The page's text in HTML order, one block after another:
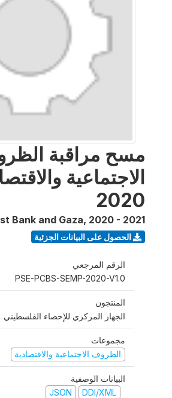
مسح مراقبة
الاجتماعية
2020
Bank and Gaza, 2020 - 2021
الحصول على البيانات الجزئية
الرقم المرجعي
PSE-PCBS-SEMP-2020-V1.0
المنتجون
الجهاز المركزي للإحصاء الفلسطيني
مجموعات
الظروف الاجتماعية والاقتصادية
البيانات الوصفية
DDI/XML
JSON